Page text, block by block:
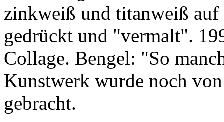
zinkweiß und titanweiß
gedrückt und "vermalt".
Collage. Bengel: "So
Kunstwerk wurde noch
gebracht.